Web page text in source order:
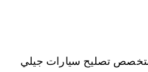
تصليح سيارات جيلي